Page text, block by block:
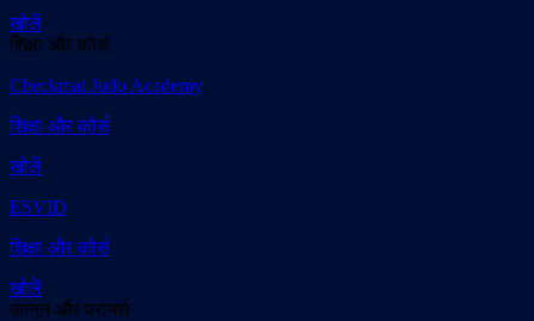
खोलें
शिक्षा और कोर्स
Checkmat Judo Academy
शिक्षा और कोर्स
खोलें
ESVID
शिक्षा और कोर्स
खोलें
कानून और परामर्श